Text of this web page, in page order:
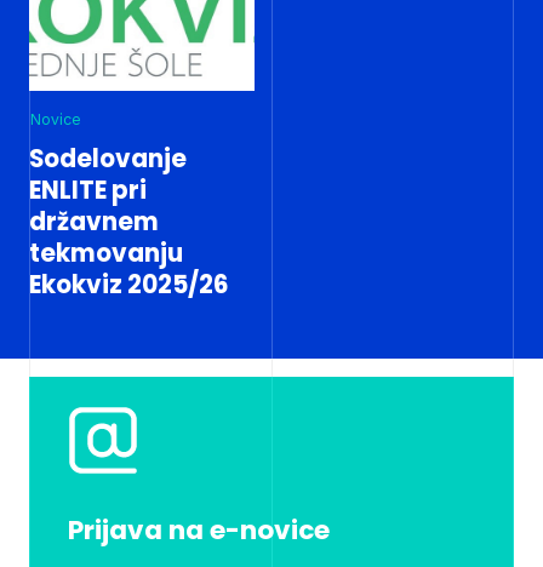
Novice
Sodelovanje
ENLITE pri
državnem
tekmovanju
Ekokviz 2025/26
Prijava na e-novice